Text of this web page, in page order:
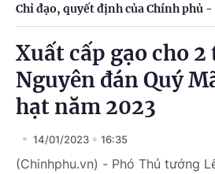
Chỉ đạo, quyết định của Chính phủ
Xuất cấp gạo cho
Nguyên đán Quý
hạt năm 2023
14/01/2023 16:35
(Chinhphu.vn) - Phó Thủ tướng